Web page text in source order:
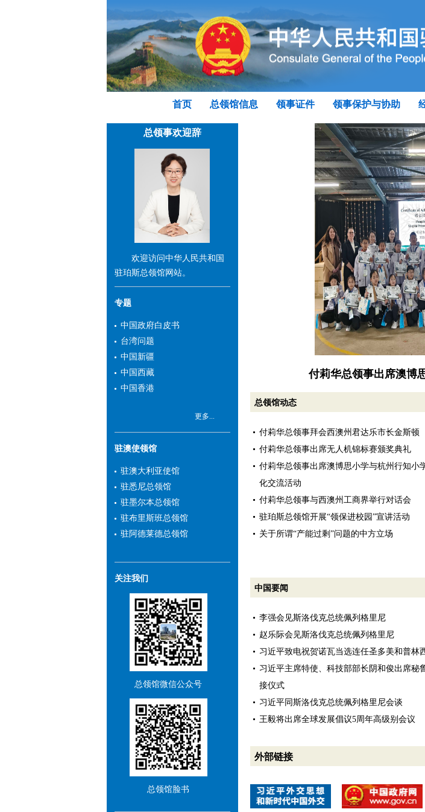
首页 总领馆信息 领事证件 领事保护与协助
总领事欢迎辞
欢迎访问中华人民共和国
驻珀斯总领馆网站。
专题
中国政府白皮书
台湾问题
中国新疆
中国西藏
中国香港
更多...
驻澳使领馆
驻澳大利亚使馆
驻悉尼总领馆
驻墨尔本总领馆
驻布里斯班总领馆
驻阿德莱德总领馆
关注我们
总领馆微信公众号
总领馆脸书
付莉华总领事出席澳博
总领馆动态
付莉华总领事拜会西澳州君达乐市长金斯顿
付莉华总领事出席无人机锦标赛颁奖典礼
付莉华总领事出席澳博思小学与杭州行知小
化交流活动
付莉华总领事与西澳州工商界举行对话会
驻珀斯总领馆开展“领保进校园”宣讲活动
关于所谓“产能过剩”问题的中方立场
中国要闻
李强会见斯洛伐克总统佩列格里尼
赵乐际会见斯洛伐克总统佩列格里尼
习近平致电祝贺诺瓦当选连任圣多美和普林
习近平主席特使、科技部部长阴和俊出席秘
接仪式
习近平同斯洛伐克总统佩列格里尼会谈
王毅将出席全球发展倡议5周年高级别会议
外部链接